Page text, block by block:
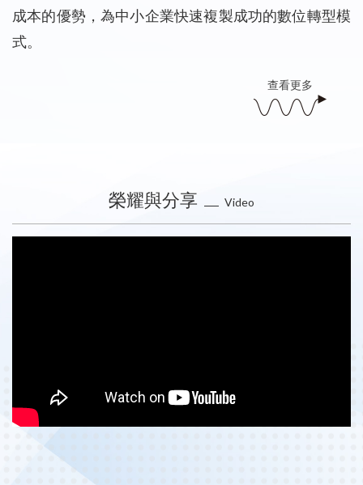
成本的優勢，為中小企業快速複製成功的數位轉型模
式。
查看更多
榮耀與分享 Video